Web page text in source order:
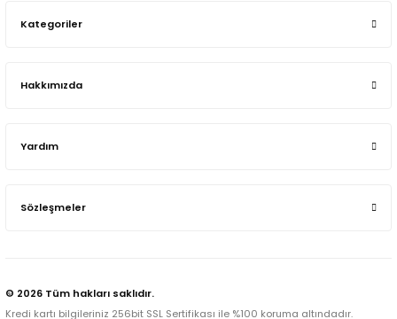
Kategoriler
Hakkımızda
Yardım
Sözleşmeler
© 2026 Tüm hakları saklıdır.
Kredi kartı bilgileriniz 256bit SSL Sertifikası ile %100 koruma altındadır.